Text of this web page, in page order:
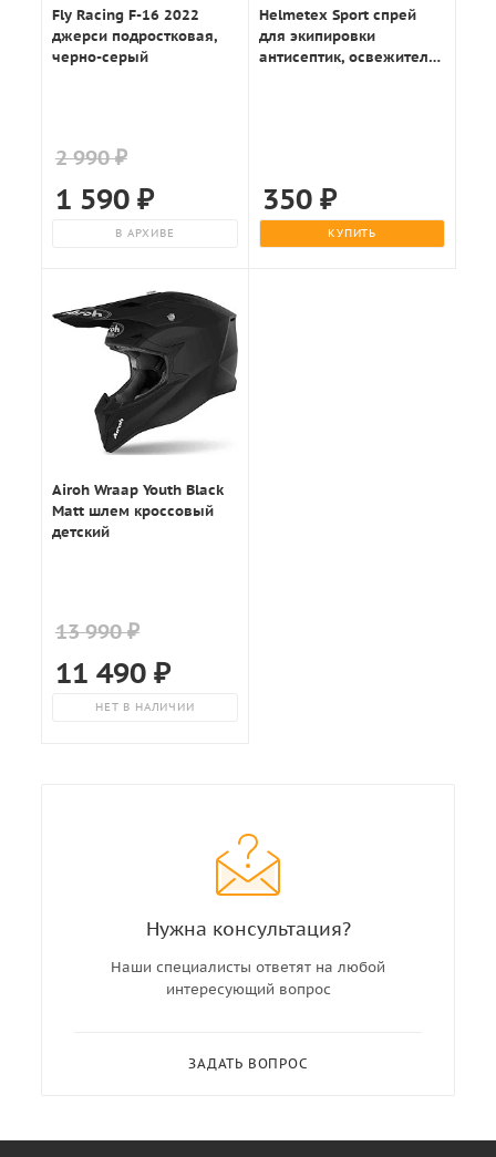
Fly Racing F-16 2022
джерси подростковая,
черно-серый
2 990 ₽
1 590₽
В АРХИВЕ
Helmetex Sport спрей
для экипировки
антисептик, освежитель
350 ₽
КУПИТЬ
Airoh Wraap Youth Black
Matt шлем кроссовый
детский
13 990 ₽
11 490₽
НЕТ В НАЛИЧИИ
Нужна консультация?
Наши специалисты ответят на любой
интересующий вопрос
ЗАДАТЬ ВОПРОС